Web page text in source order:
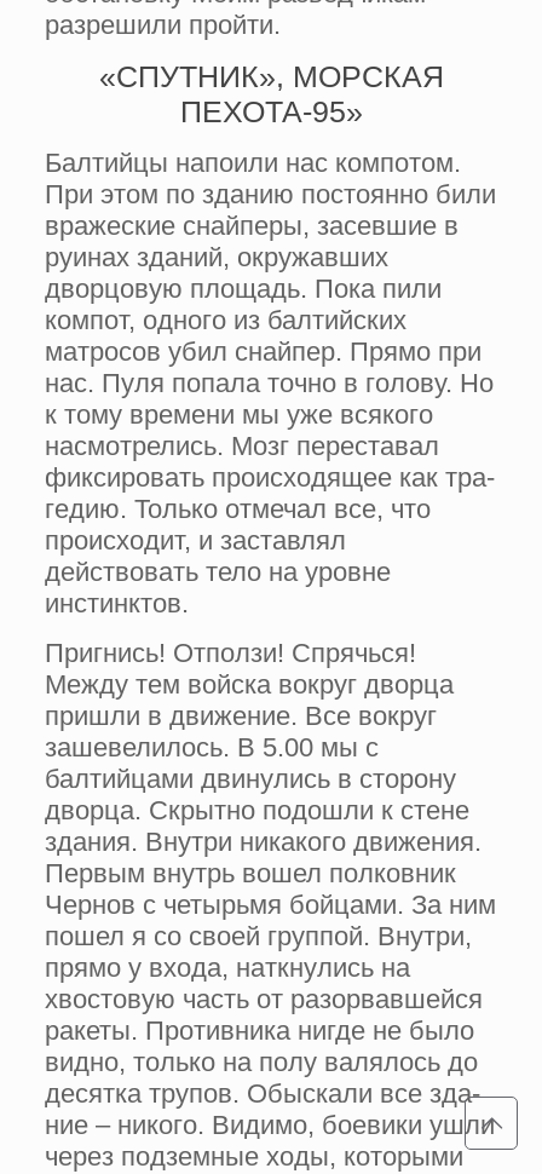
разрешили пройти.
«СПУТНИК», МОРСКАЯ
ПЕХОТА-95»
Балтийцы напоили нас компотом.
При этом по зданию постоянно били
вражеские снайперы, засевшие в
руи­нах зданий, окружавших
дворцовую площадь. Пока пили
компот, одного из балтийских
матросов убил снайпер. Прямо при
нас. Пуля попала точно в голову. Но
к тому времени мы уже вся­кого
насмотрелись. Мозг переставал
фиксировать происходящее как тра­
гедию. Только отмечал все, что
проис­ходит, и заставлял
действовать тело на уровне
инстинктов.
Пригнись! Отпол­зи! Спрячься!
Между тем войска вокруг двор­ца
пришли в движение. Все вокруг
зашевелилось. В 5.00 мы с
балтийцами двинулись в сторону
дворца. Скрытно подошли к стене
здания. Внутри никакого движения.
Пер­вым внутрь вошел полковник
Чернов с четырьмя бойцами. За ним
пошел я со своей группой. Внутри,
прямо у входа, наткну­лись на
хвостовую часть от разорвав­шейся
ракеты. Противника нигде не было
видно, только на полу валялось до
десятка трупов. Обыскали все зда­
ние – никого. Видимо, боевики ушли
через подземные ходы, которыми